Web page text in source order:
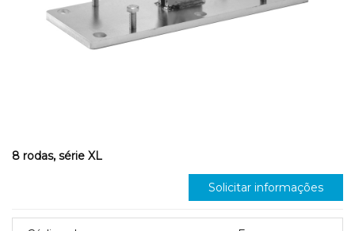
8 rodas, série XL
Solicitar informações